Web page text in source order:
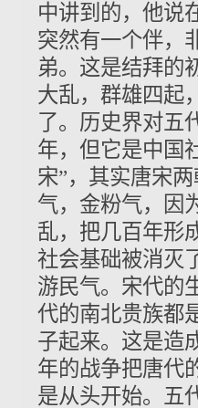
中讲到的，他说
突然有一个伴，
弟。这是结拜的
大乱，群雄四起
了。历史界对五
年，但它是中国
宋”，其实唐宋
气，金粉气，因
乱，把几百年形
社会基础被消灭
游民气。宋代的
代的南北贵族都
子起来。这是造
年的战争把唐代
是从头开始。五